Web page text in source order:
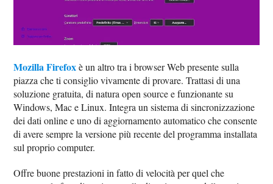
Mozilla Firefoxè un altro tra i browser Web presente sulla
piazza che ti consiglio vivamente di provare. Trattasi di una
soluzione gratuita, di natura open source e funzionante su
Windows, Mac e Linux. Integra un sistema di sincronizzazione
dei dati online e uno di aggiornamento automatico che consente
di avere sempre la versione più recente del programma installata
sul proprio computer.
Offre buone prestazioni in fatto di velocità per quel che